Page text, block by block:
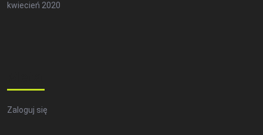
kwiecień 2020
Zaloguj się